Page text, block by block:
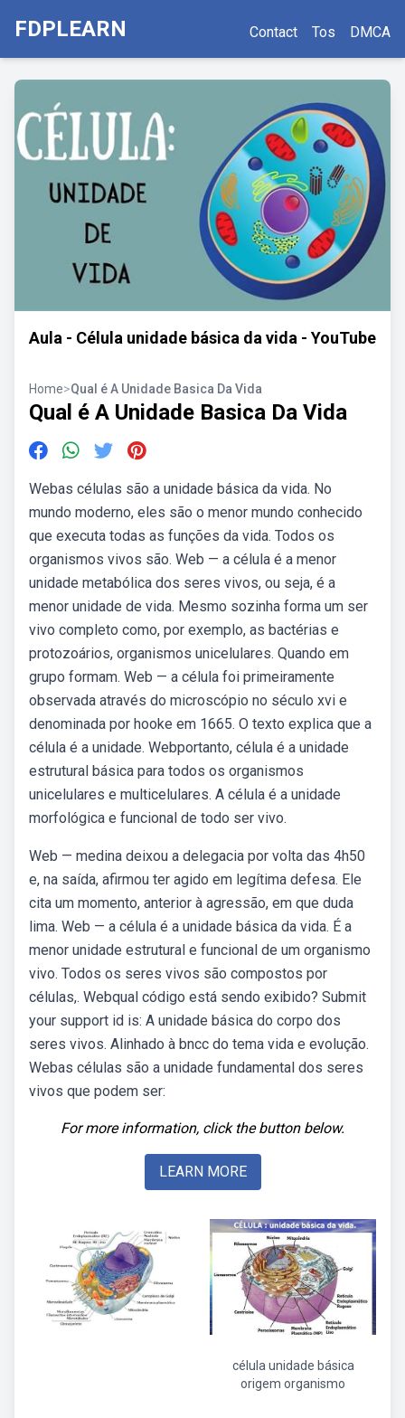
FDPLEARN Contact Tos DMCA
Aula - Célula unidade básica da vida - YouTube
Home>Qual é A Unidade Basica Da Vida
Qual é A Unidade Basica Da Vida
Webas células são a unidade básica da vida. No
mundo moderno, eles são o menor mundo conhecido
que executa todas as funções da vida. Todos os
organismos vivos são. Web — a célula é a menor
unidade metabólica dos seres vivos, ou seja, é a
menor unidade de vida. Mesmo sozinha forma um ser
vivo completo como, por exemplo, as bactérias e
protozoários, organismos unicelulares. Quando em
grupo formam. Web — a célula foi primeiramente
observada através do microscópio no século xvi e
denominada por hooke em 1665. O texto explica que a
célula é a unidade. Webportanto, célula é a unidade
estrutural básica para todos os organismos
unicelulares e multicelulares. A célula é a unidade
morfológica e funcional de todo ser vivo.
Web — medina deixou a delegacia por volta das 4h50
e, na saída, afirmou ter agido em legítima defesa. Ele
cita um momento, anterior à agressão, em que duda
lima. Web — a célula é a unidade básica da vida. É a
menor unidade estrutural e funcional de um organismo
vivo. Todos os seres vivos são compostos por
células,. Webqual código está sendo exibido? Submit
your support id is: A unidade básica do corpo dos
seres vivos. Alinhado à bncc do tema vida e evolução.
Webas células são a unidade fundamental dos seres
vivos que podem ser:
For more information, click the button below.
LEARN MORE
célula unidade básica
origem organismo